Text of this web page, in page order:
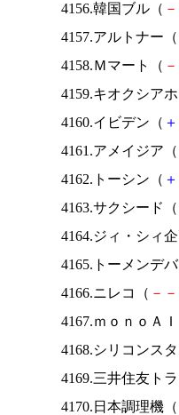
4156.韓国ブル（ －
4157.アルトナー（
4158.Ｍマート（ －
4159.キオクシア
4160.イビデン（ ＋
4161.アメイジア（
4162.トーシン（ ＋
4163.サクシード（
4164.ジィ・シィ
4165.トーメンデ
4166.ニレコ（ － －
4167.ｍｏｎｏＡ
4168.シリコンス
4169.三井住友ト
4170.日本調理機（